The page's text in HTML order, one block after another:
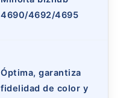
4690/4692/4695
Óptima, garantiza
fidelidad de color y